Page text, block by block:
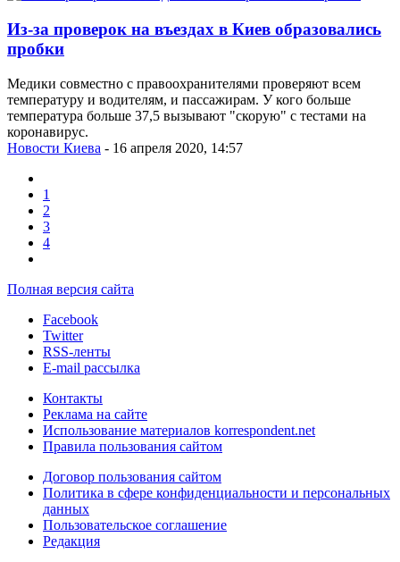
Из-за проверок на въездах в Киев образовались
пробки
Медики совместно с правоохранителями проверяют всем
температуру и водителям, и пассажирам. У кого больше
температура больше 37,5 вызывают "скорую" с тестами на
коронавирус.
Новости Киева - 16 апреля 2020, 14:57
1
2
3
4
Полная версия сайта
Facebook
Twitter
RSS-ленты
E-mail рассылка
Контакты
Реклама на сайте
Использование материалов korrespondent.net
Правила пользования сайтом
Договор пользования сайтом
Политика в сфере конфиденциальности и персональных
данных
Пользовательское соглашение
Редакция